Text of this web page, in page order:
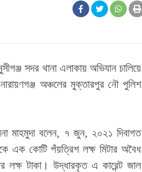
সদর থানা এলাকায় অভিযান চালিয়ে
অঞ্চলের মুক্তারপুর নৌ পুলিশ
মাহমুদা বলেন, ৭ জুন, ২০২১ দিবাগত
এক কোটি পঁয়ত্রিশ লক্ষ মিটার অবৈধ
লক্ষ টাকা। উদ্ধারকৃত এ কারেন্ট জাল